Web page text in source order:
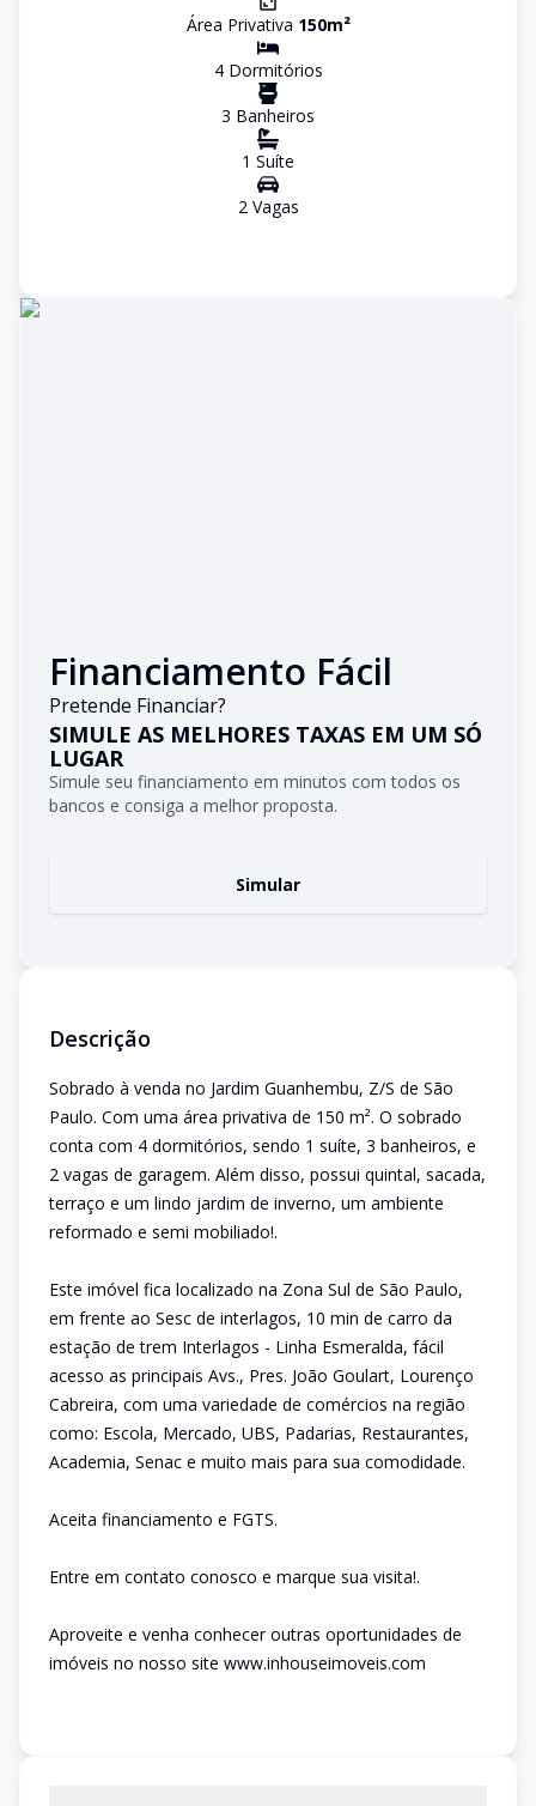
Área Privativa 150m²
4Dormitórios
3 Banheiros
1 Suíte
2Vagas
Financiamento Fácil
Pretende Financiar?
SIMULE AS MELHORES TAXAS EM UM SÓ
LUGAR
Simule seu financiamento em minutos com todos os
bancos e consiga a melhor proposta.
Simular
Descrição
Sobrado à venda no Jardim Guanhembu, Z/S de São
Paulo. Com uma área privativa de 150 m². O sobrado
conta com 4 dormitórios, sendo 1 suíte, 3 banheiros, e
2 vagas de garagem. Além disso, possui quintal, sacada,
terraço e um lindo jardim de inverno, um ambiente
reformado e semi mobiliado!.
Este imóvel fica localizado na Zona Sul de São Paulo,
em frente ao Sesc de interlagos, 10 min de carro da
estação de trem Interlagos - Linha Esmeralda, fácil
acesso as principais Avs., Pres. João Goulart, Lourenço
Cabreira, com uma variedade de comércios na região
como: Escola, Mercado, UBS, Padarias, Restaurantes,
Academia, Senac e muito mais para sua comodidade.
Aceita financiamento e FGTS.
Entre em contato conosco e marque sua visita!.
Aproveite e venha conhecer outras oportunidades de
imóveis no nosso site www.inhouseimoveis.com